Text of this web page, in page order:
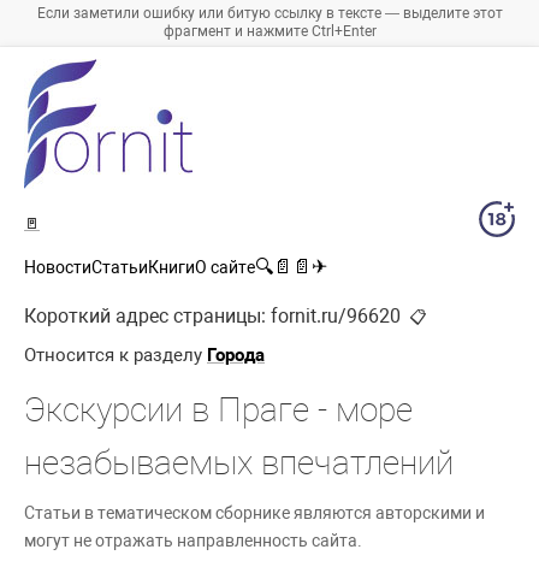
Если заметили ошибку или битую ссылку в тексте — выделите этот
фрагмент и нажмите Ctrl+Enter
🚪
НовостиСтатьиКнигиО сайте🔍 📄 📄 ✈
Короткий адрес страницы: fornit.ru/96620 📋
Относится к разделу Города
Экскурсии в Праге - море
незабываемых впечатлений
Статьи в тематическом сборнике являются авторскими и
могут не отражать направленность сайта.